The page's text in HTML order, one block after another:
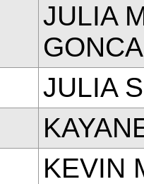
JULIA
JULIA
KEVIN